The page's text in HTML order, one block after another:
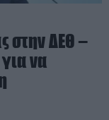
στην ΔΕΘ –
να